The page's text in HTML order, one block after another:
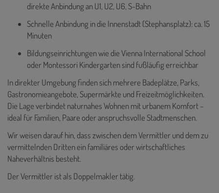
direkte Anbindung an U1, U2, U6, S-Bahn
Schnelle Anbindung in die Innenstadt (Stephansplatz): ca. 15
Minuten
Bildungseinrichtungen wie die Vienna International School
oder Montessori Kindergarten sind fußläufig erreichbar
In direkter Umgebung finden sich mehrere Badeplätze, Parks,
Gastronomieangebote, Supermärkte und Freizeitmöglichkeiten.
Die Lage verbindet naturnahes Wohnen mit urbanem Komfort –
ideal für Familien, Paare oder anspruchsvolle Stadtmenschen.
Wir weisen darauf hin, dass zwischen dem Vermittler und dem zu
vermittelnden Dritten ein familiäres oder wirtschaftliches
Naheverhältnis besteht.
Der Vermittler ist als Doppelmakler tätig.